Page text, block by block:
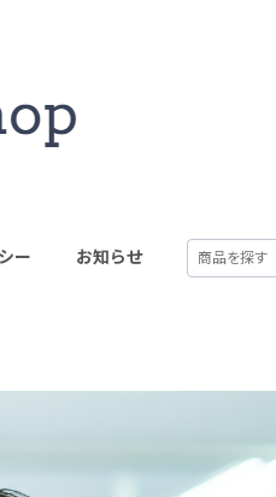
ー お知らせ